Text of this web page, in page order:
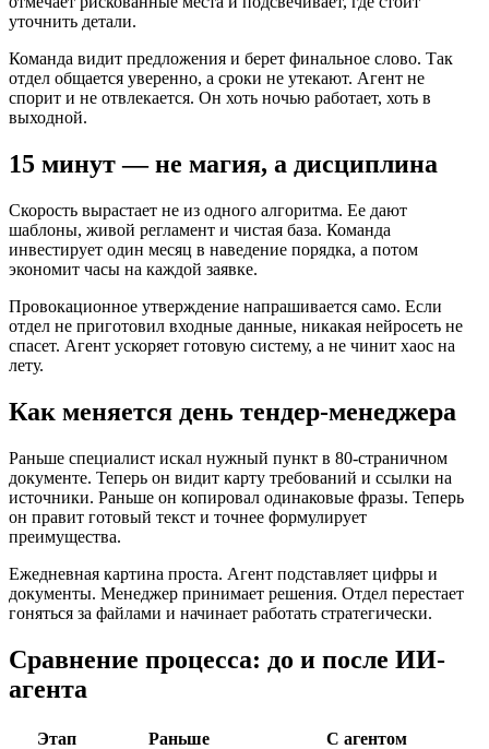
уточнить детали.
Команда видит предложения и берет финальное слово. Так
отдел общается уверенно, а сроки не утекают. Агент не
спорит и не отвлекается. Он хоть ночью работает, хоть в
выходной.
15 минут — не магия, а дисциплина
Скорость вырастает не из одного алгоритма. Ее дают
шаблоны, живой регламент и чистая база. Команда
инвестирует один месяц в наведение порядка, а потом
экономит часы на каждой заявке.
Провокационное утверждение напрашивается само. Если
отдел не приготовил входные данные, никакая нейросеть не
спасет. Агент ускоряет готовую систему, а не чинит хаос на
лету.
Как меняется день тендер-менеджера
Раньше специалист искал нужный пункт в 80-страничном
документе. Теперь он видит карту требований и ссылки на
источники. Раньше он копировал одинаковые фразы. Теперь
он правит готовый текст и точнее формулирует
преимущества.
Ежедневная картина проста. Агент подставляет цифры и
документы. Менеджер принимает решения. Отдел перестает
гоняться за файлами и начинает работать стратегически.
Сравнение процесса: до и после ИИ-
агента
Этап Раньше
С агентом